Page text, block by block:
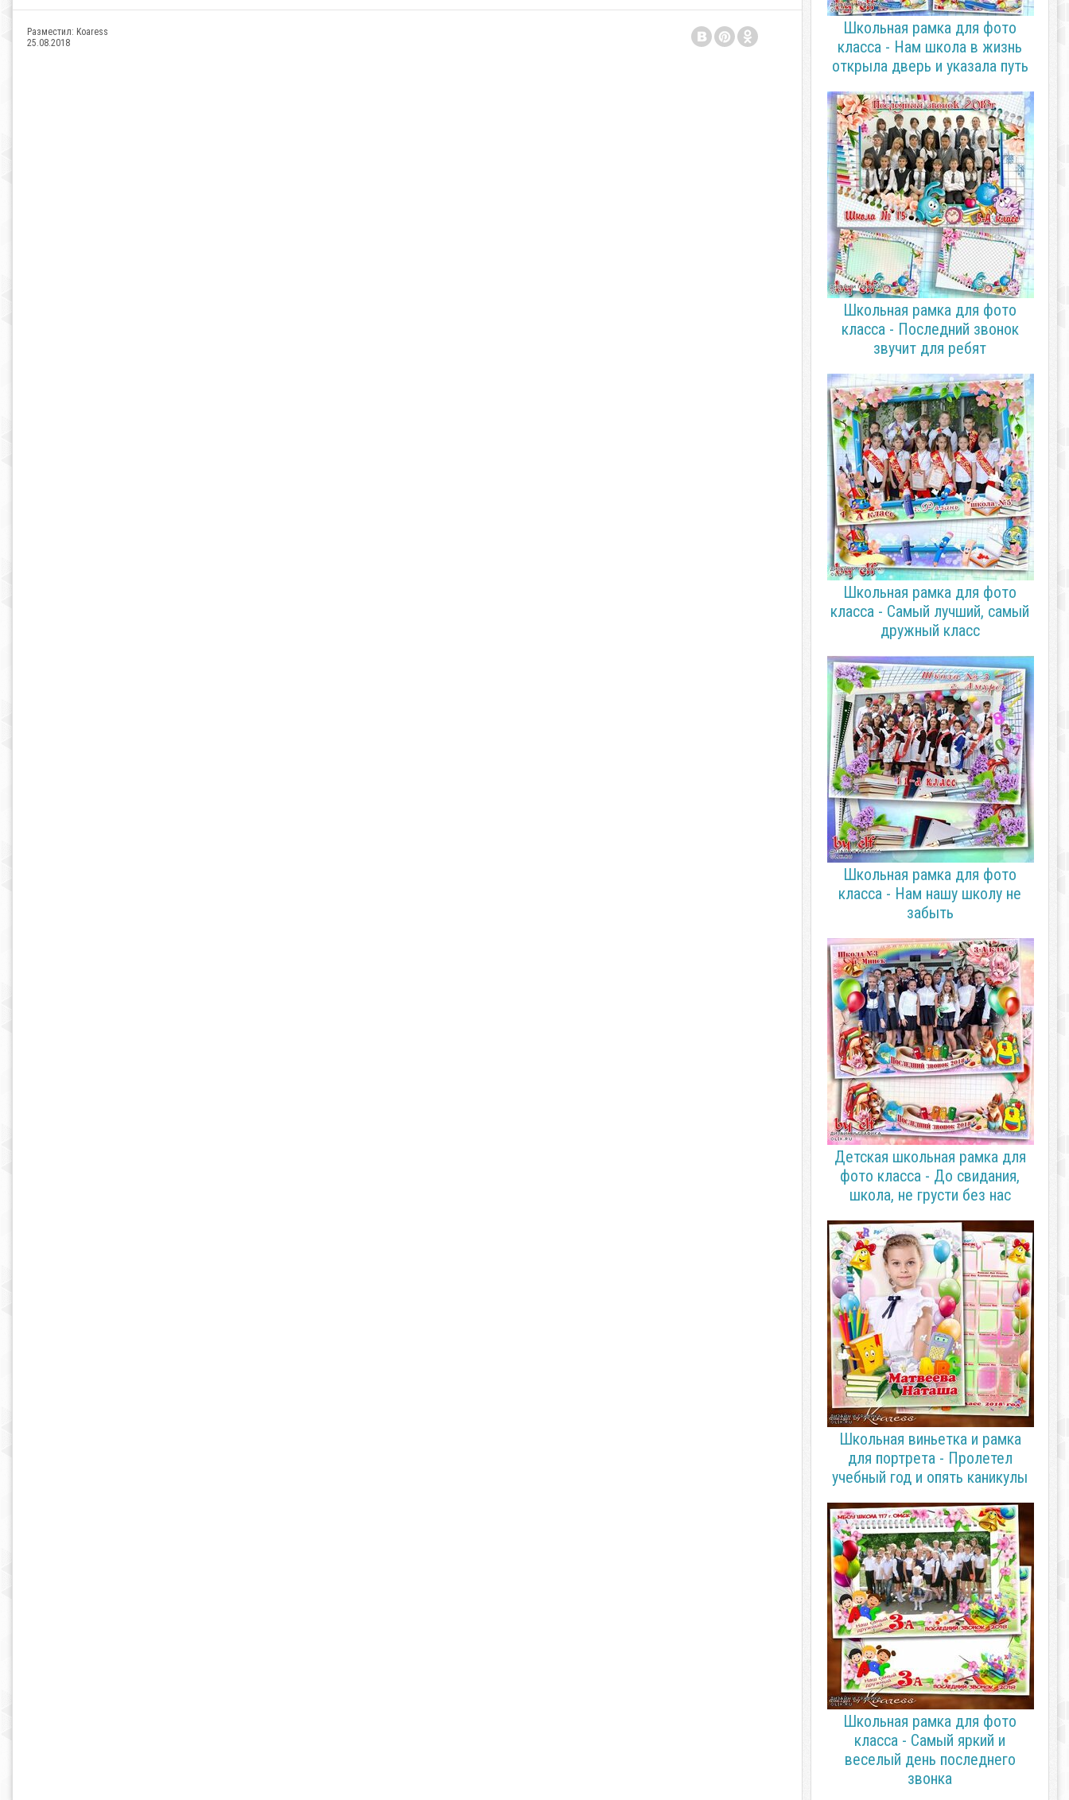
Разместил: Koaress
25.08.2018
Школьная рамка для фото
класса - Нам школа в жизнь
открыла дверь и указала путь
Школьная рамка для фото
класса - Последний звонок
звучит для ребят
Школьная рамка для фото
класса - Самый лучший, самый
дружный класс
Школьная рамка для фото
класса - Нам нашу школу не
забыть
Детская школьная рамка для
фото класса - До свидания,
школа, не грусти без нас
Школьная виньетка и рамка
для портрета - Пролетел
учебный год и опять каникулы
Школьная рамка для фото
класса - Самый яркий и
веселый день последнего
звонка